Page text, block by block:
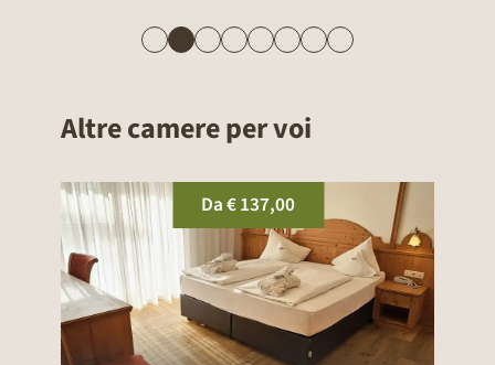
Altre camere per voi
Da€ 125,00